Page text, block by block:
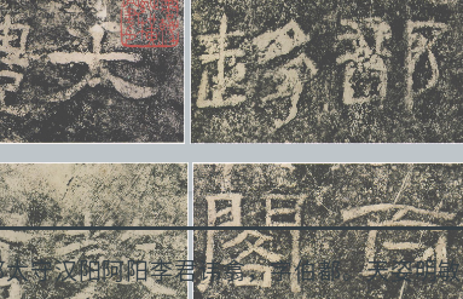
守汉阳阿阳李君讳翕，字伯都。天姿明